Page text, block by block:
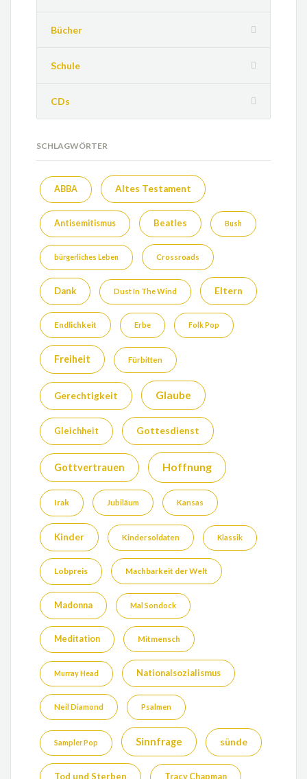
Bücher
Schule
CDs
SCHLAGWÖRTER
ABBA Altes Testament
Antisemitismus Beatles Bush
bürgerliches Leben Crossroads
Dank Dust In The Wind Eltern
Endlichkeit Erbe Folk Pop
Freiheit Fürbitten
Gerechtigkeit Glaube
Gleichheit Gottesdienst
Gottvertrauen Hoffnung
Irak Jubiläum Kansas
Kinder Kindersoldaten Klassik
Lobpreis Machbarkeit der Welt
Madonna Mal Sondock
Meditation Mitmensch
Murray Head Nationalsozialismus
Neil Diamond Psalmen
Sampler Pop Sinnfrage sünde
Tod und Sterben Tracy Chapman